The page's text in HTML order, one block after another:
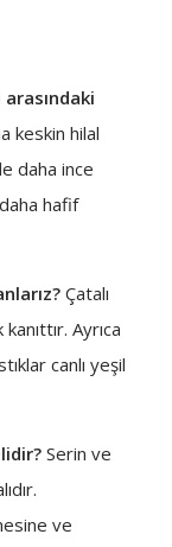
keskin hilal
daha ince
hafif
Çatalı
kanıttır. Ayrıca
canlı yeşil
Serin ve
ve